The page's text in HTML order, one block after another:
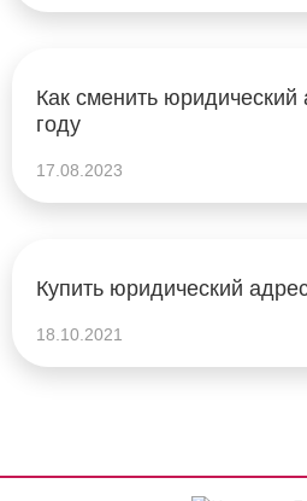
Как сменить
году
17.08.2023
Купить юридический
18.10.2021